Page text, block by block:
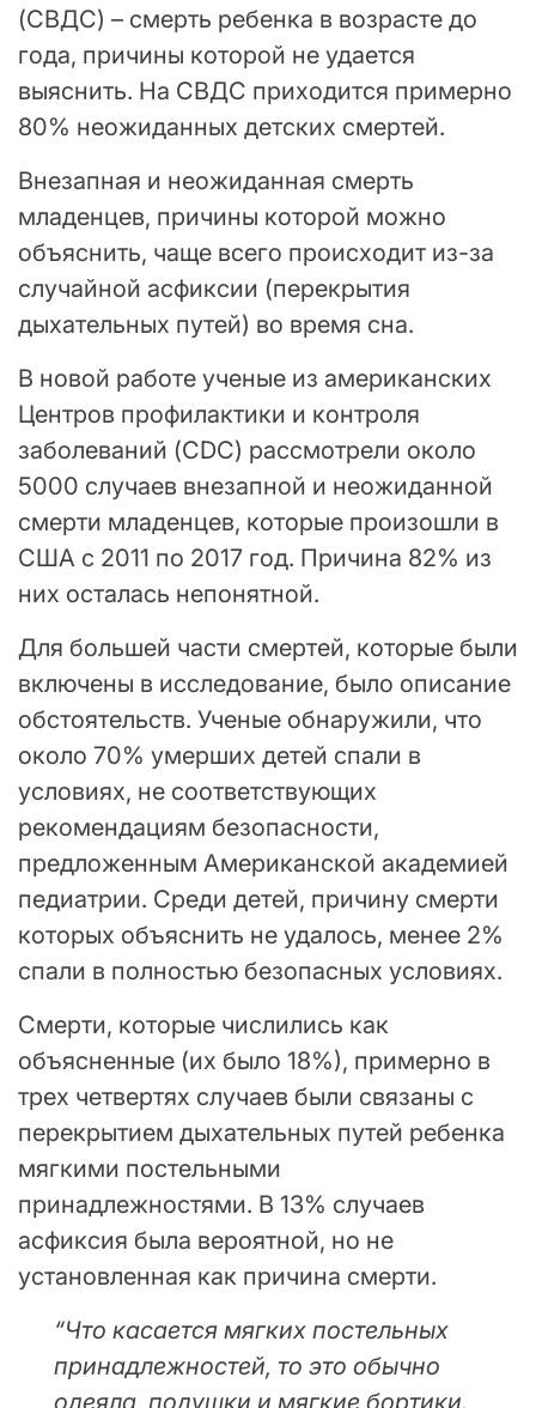
(СВДС) – смерть ребенка в возрасте до
года, причины которой не удается
выяснить. На СВДС приходится примерно
80% неожиданных детских смертей.
Внезапная и неожиданная смерть
младенцев, причины которой можно
объяснить, чаще всего происходит из-за
случайной асфиксии (перекрытия
дыхательных путей) во время сна.
В новой работе ученые из американских
Центров профилактики и контроля
заболеваний (CDC) рассмотрели около
5000 случаев внезапной и неожиданной
смерти младенцев, которые произошли в
США с 2011 по 2017 год. Причина 82% из
них осталась непонятной.
Для большей части смертей, которые были
включены в исследование, было описание
обстоятельств. Ученые обнаружили, что
около 70% умерших детей спали в
условиях, не соответствующих
рекомендациям безопасности,
предложенным Американской академией
педиатрии. Среди детей, причину смерти
которых объяснить не удалось, менее 2%
спали в полностью безопасных условиях.
Смерти, которые числились как
объясненные (их было 18%), примерно в
трех четвертях случаев были связаны с
перекрытием дыхательных путей ребенка
мягкими постельными
принадлежностями. В 13% случаев
асфиксия была вероятной, но не
установленная как причина смерти.
“Что касается мягких постельных
принадлежностей, то это обычно
одеяла, подушки и мягкие бортики.